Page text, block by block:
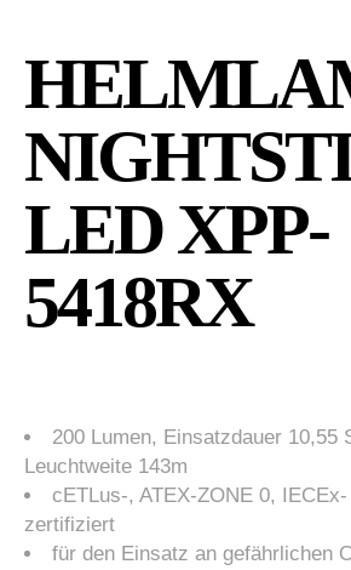
LED XPP-
5418RX
200 Lumen, Einsatzdauer 10,55
Leuchtweite 143m
cETLus-, ATEX-ZONE 0,
zertifiziert
für den Einsatz an gefährlichen